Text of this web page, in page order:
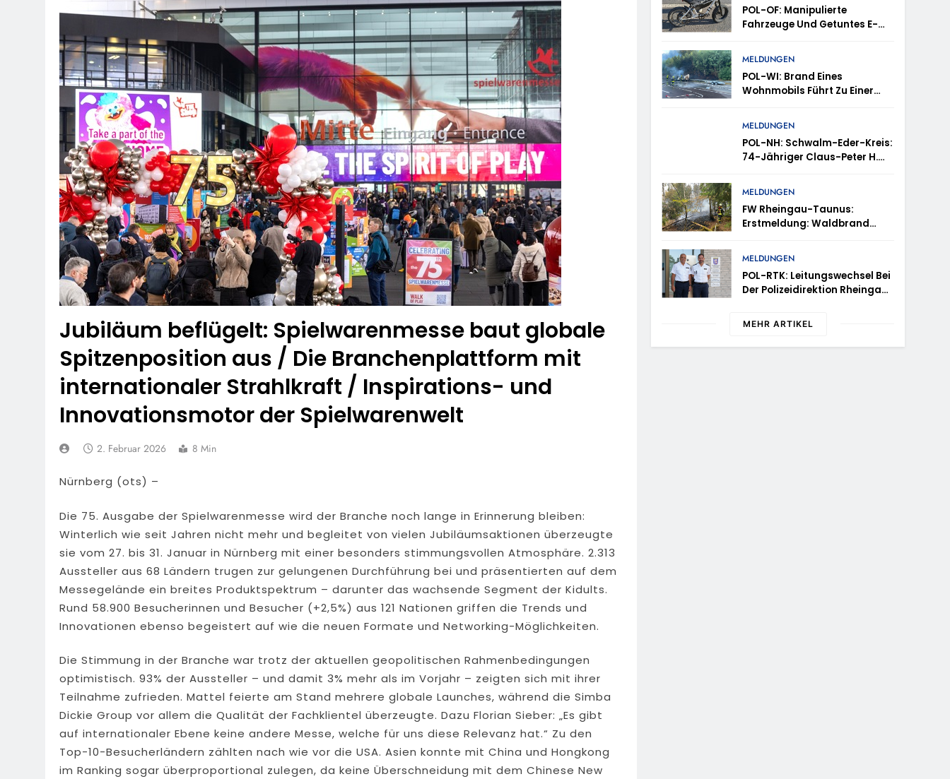
Rund 150 Einsatzkräfte Im Einsatz
5. August 2026
POL-RTK: Leitungswechsel Bei Der Polizeidirektion Rheingau-Taunus
5. August 2026
POL-OF: Abgelenkt Und Bestohlen: Zeugen Gesucht!; Mercedes Angedotzt: Hinweise Erbeten Und Wer Hat Den Fahrraddieb
Gesehen?
5. August 2026
POL-OH: Öffentlichkeitsfahndung Nach Vermisster Person Aus Osthessen – Evtl. In Thüringen Unterwegs
4. August 2026
POL-RTK: 42 Jahre Alte Mann Aus Geisenheim Vermisst
4. August 2026 4. August 2026
HZA-F: -LKW Mit 62.400 Illegalen Energiedrinks Vom Zollamt In Frankfurt Gestoppt-
4. August 2026
Jubiläum beflügelt: Spielwarenmesse baut globale
Spitzenposition aus / Die Branchenplattform mit
internationaler Strahlkraft / Inspirations- und
Innovationsmotor der Spielwarenwelt
2. Februar 2026 8 Min
Nürnberg (ots) –
Die 75. Ausgabe der Spielwarenmesse wird der Branche noch lange in Erinnerung bleiben:
Winterlich wie seit Jahren nicht mehr und begleitet von vielen Jubiläumsaktionen überzeugte
sie vom 27. bis 31. Januar in Nürnberg mit einer besonders stimmungsvollen Atmosphäre. 2.313
Aussteller aus 68 Ländern trugen zur gelungenen Durchführung bei und präsentierten auf dem
Messegelände ein breites Produktspektrum – darunter das wachsende Segment der Kidults.
Rund 58.900 Besucherinnen und Besucher (+2,5%) aus 121 Nationen griffen die Trends und
Innovationen ebenso begeistert auf wie die neuen Formate und Networking-Möglichkeiten.
Die Stimmung in der Branche war trotz der aktuellen geopolitischen Rahmenbedingungen
optimistisch. 93% der Aussteller – und damit 3% mehr als im Vorjahr – zeigten sich mit ihrer
Teilnahme zufrieden. Mattel feierte am Stand mehrere globale Launches, während die Simba
Dickie Group vor allem die Qualität der Fachklientel überzeugte. Dazu Florian Sieber: „Es gibt
auf internationaler Ebene keine andere Messe, welche für uns diese Relevanz hat.“ Zu den
Top-10-Besucherländern zählten nach wie vor die USA. Asien konnte mit China und Hongkong
im Ranking sogar überproportional zulegen, da keine Überschneidung mit dem Chinese New
POL-OF: Manipulierte
Fahrzeuge Und Getuntes E-
Decken Gleich Mehrere
Verstöße Auf
MELDUNGEN
POL-WI: Brand Eines
Wohnmobils Führt Zu Einer
Niedernhausen
MELDUNGEN
POL-NH: Schwalm-Eder-Kreis:
74-Jähriger Claus-Peter H.
MELDUNGEN
FW Rheingau-Taunus:
Erstmeldung: Waldbrand
Hettenhain Und Taunusstein-
Seitzenhahn – Rund 150
Einsatzkräfte Im Einsatz
MELDUNGEN
POL-RTK: Leitungswechsel Bei
Der Polizeidirektion Rheingau-
MEHR ARTIKEL